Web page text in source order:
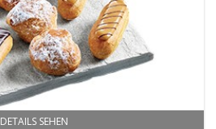
DETAILS SEHEN